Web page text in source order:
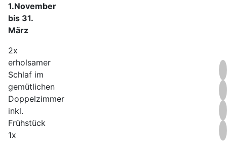
1.November
bis 31.
März
2x
erholsamer
Schlaf im
gemütlichen
Doppelzimmer
inkl.
Frühstück
1x